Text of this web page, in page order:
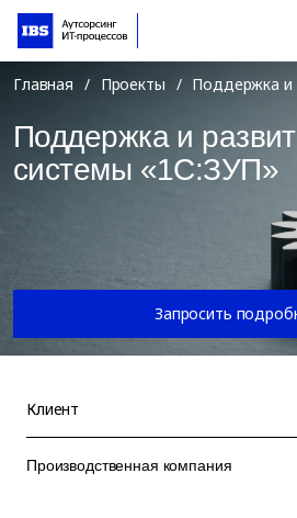
Главная / Проекты / Поддержка и
Поддержка и
системы «1С:ЗУП»
Запросить
Клиент
Производственная компания